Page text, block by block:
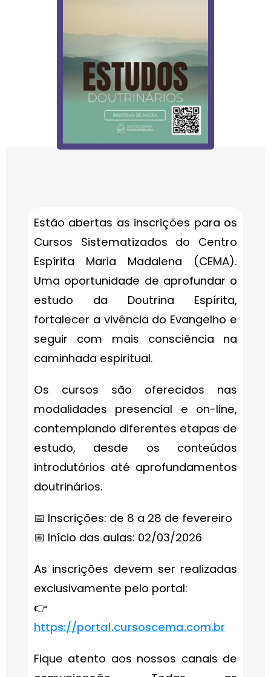
Estão abertas as inscrições para os
Cursos Sistematizados do Centro
Espírita Maria Madalena (CEMA).
Uma oportunidade de aprofundar o
estudo da Doutrina Espírita,
fortalecer a vivência do Evangelho e
seguir com mais consciência na
caminhada espiritual.
Os cursos são oferecidos nas
modalidades presencial e on-line,
contemplando diferentes etapas de
estudo, desde os conteúdos
introdutórios até aprofundamentos
doutrinários.
📅 Inscrições: de 8 a 28 de fevereiro
📅 Início das aulas: 02/03/2026
As inscrições devem ser realizadas
exclusivamente pelo portal:
👉
https://portal.cursoscema.com.br
Fique atento aos nossos canais de